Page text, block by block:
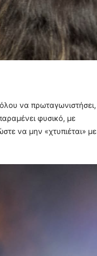
να πρωταγωνιστήσει,
φυσικό, με
να μην «χτυπιέται» με